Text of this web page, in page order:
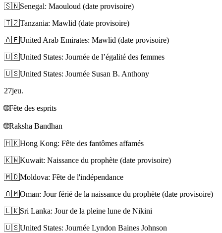
🇸🇳Senegal: Maouloud (date provisoire)
🇹🇿Tanzania: Mawlid (date provisoire)
🇦🇪United Arab Emirates: Mawlid (date provisoire)
🇺🇸United States: Journée de l’égalité des femmes
🇺🇸United States: Journée Susan B. Anthony
27jeu.
🌐Fête des esprits
🌐Raksha Bandhan
🇭🇰Hong Kong: Fête des fantômes affamés
🇰🇼Kuwait: Naissance du prophète (date provisoire)
🇲🇩Moldova: Fête de l'indépendance
🇴🇲Oman: Jour férié de la naissance du prophète (date provisoire)
🇱🇰Sri Lanka: Jour de la pleine lune de Nikini
🇺🇸United States: Journée Lyndon Baines Johnson